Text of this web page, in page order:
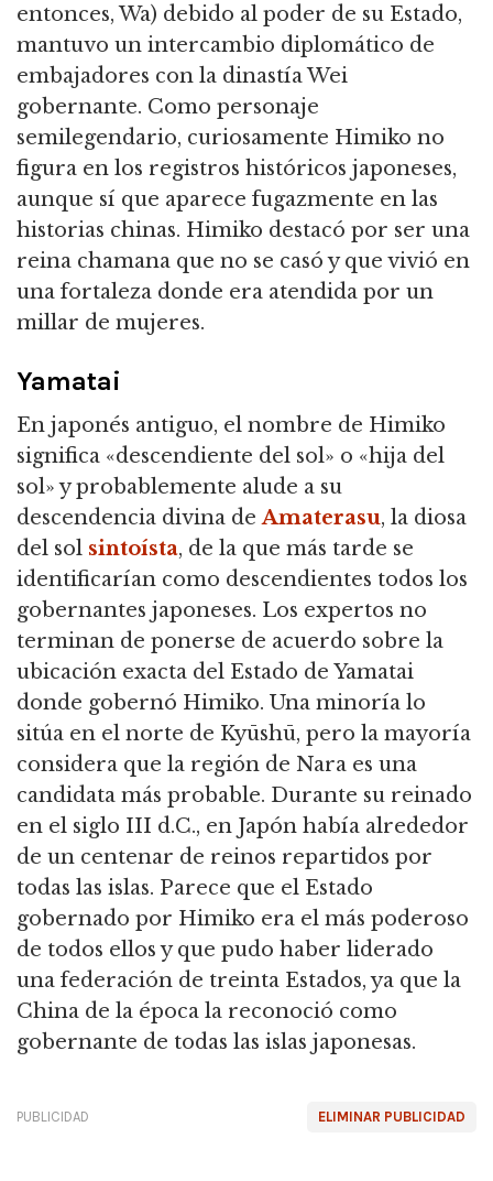
entonces, Wa) debido al poder de su Estado,
mantuvo un intercambio diplomático de
embajadores con la dinastía Wei
gobernante. Como personaje
semilegendario, curiosamente Himiko no
figura en los registros históricos japoneses,
aunque sí que aparece fugazmente en las
historias chinas. Himiko destacó por ser una
reina chamana que no se casó y que vivió en
una fortaleza donde era atendida por un
millar de mujeres.
Yamatai
En japonés antiguo, el nombre de Himiko
significa «descendiente del sol» o «hija del
sol» y probablemente alude a su
descendencia divina deAmaterasu, la diosa
del sol sintoísta, de la que más tarde se
identificarían como descendientes todos los
gobernantes japoneses. Los expertos no
terminan de ponerse de acuerdo sobre la
ubicación exacta del Estado de Yamatai
donde gobernó Himiko. Una minoría lo
sitúa en el norte de Kyūshū, pero la mayoría
considera que la región de Nara es una
candidata más probable. Durante su reinado
en el siglo III d.C., en Japón había alrededor
de un centenar de reinos repartidos por
todas las islas. Parece que el Estado
gobernado por Himiko era el más poderoso
de todos ellos y que pudo haber liderado
una federación de treinta Estados, ya que la
China de la época la reconoció como
gobernante de todas las islas japonesas.
ELIMINAR PUBLICIDAD
PUBLICIDAD